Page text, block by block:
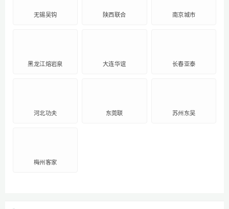
无锡吴钩 陕西联合 南京城市
黑龙江熔岩泉 大连华谊 长春亚泰
河北功夫 东莞联 苏州东吴
梅州客家